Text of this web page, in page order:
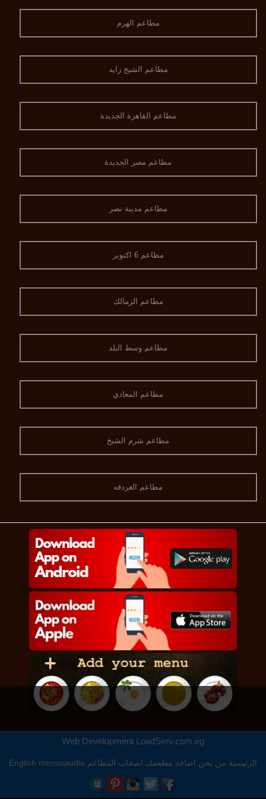
مطاعم الهرم
مطاعم الشيخ زايد
مطاعم القاهرة الجديدة
مطاعم مصر الجديدة
مطاعم مدينة نصر
مطاعم 6 اكتوبر
مطاعم الزمالك
مطاعم وسط البلد
مطاعم المعادي
مطاعم شرم الشيخ
مطاعم الغردقه
Web Development LoadServ.com.eg
الرئيسية من نحن اضافة مطعمك اصحاب المطاعم menusaudia
English